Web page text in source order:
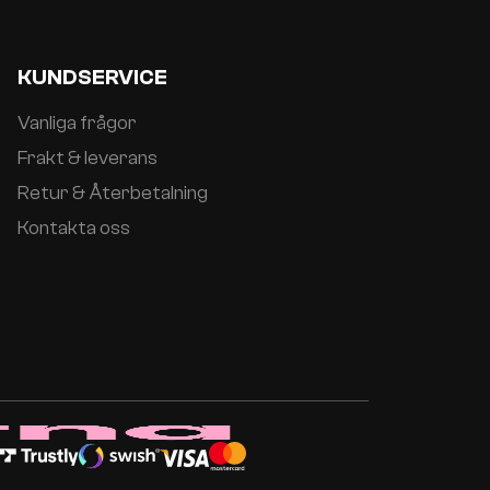
KUNDSERVICE
Vanliga frågor
Frakt & leverans
Retur & Återbetalning
Kontakta oss